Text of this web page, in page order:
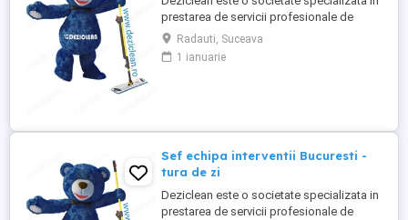
prestarea de servicii profesionale de
curatenie. Compania noastra asigura
servicii de curatenie in aproape toate
orasele mari din România. Angajam agenti
Radauti, Suceava
1 ianuarie
Sef echipa interventii Bucuresti -
tura de zi
Deziclean este o societate specializata in
prestarea de servicii profesionale de